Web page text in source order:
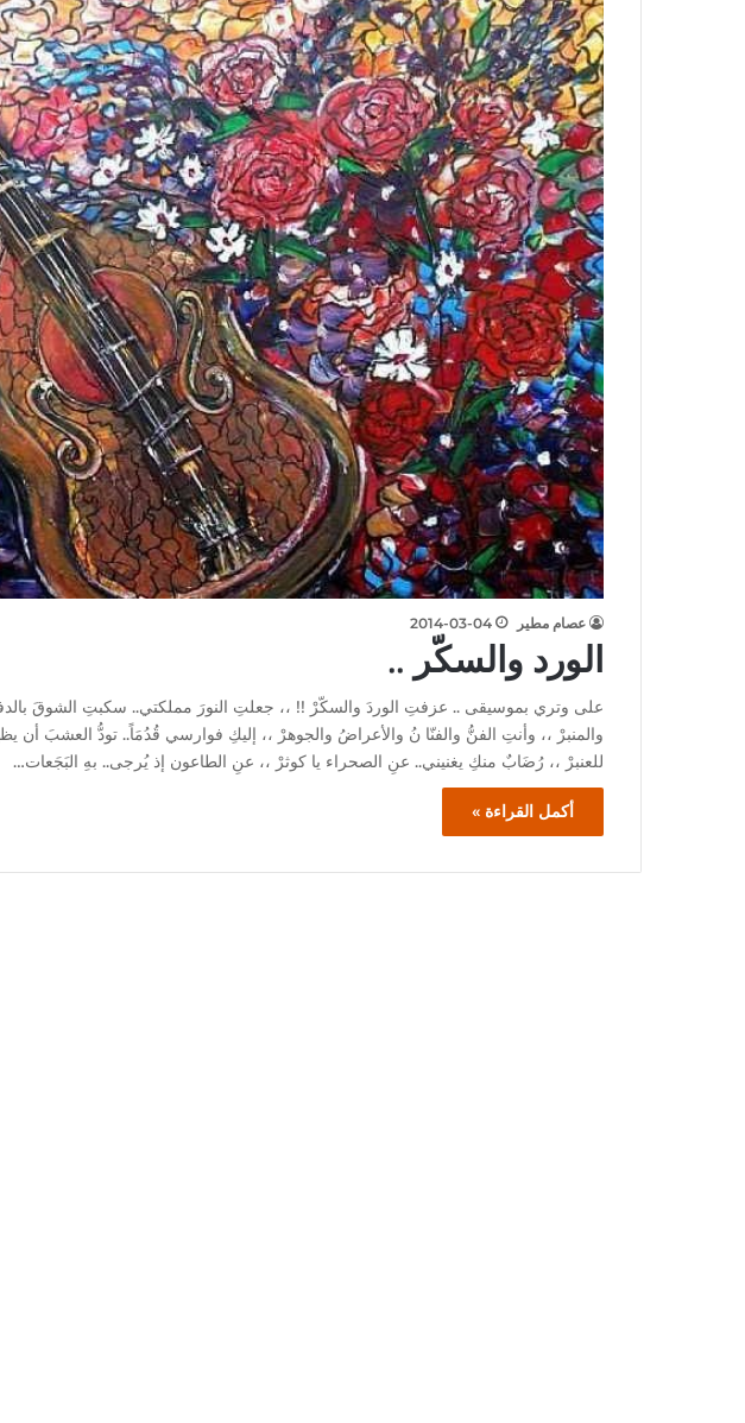
عصام مطير 2014-03-04
الورد والسكّر ..
على وتري بموسيقى .. عزفتِ الوردَ والسكّرْ !! ،، جعلتِ النورَ مملكتي.. سكبتِ الشوقَ بالدفترْ
والمنبرْ ،، وأنتِ الفنُّ والفنّا نُ والأعراضُ والجوهرْ ،، إليكِ فوارسي قُدُمَاً.. تودُّ العشبَ أن
للعنبرْ ،، رُضَابٌ منكِ يغنيني.. عنِ الصحراء يا كوثرْ ،، عنِ الطاعون إذ يُرجى.. بهِ البَجَعات…
أكمل القراءة »